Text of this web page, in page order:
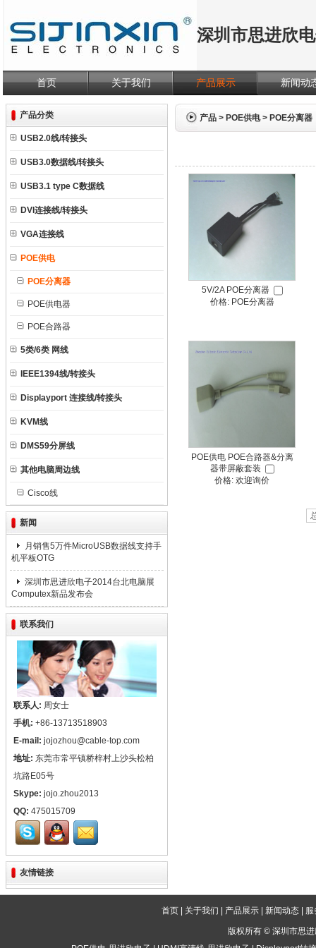
深圳市思进欣
首页 关于我们 产品展示 新闻动
产品分类
USB2.0线/转接头
USB3.0数据线/转接头
USB3.1 type C数据线
DVI连接线/转接头
VGA连接线
POE供电
POE分离器
POE供电器
POE合路器
5类/6类 网线
IEEE1394线/转接头
Displayport 连接线/转接头
KVM线
DMS59分屏线
其他电脑周边线
Cisco线
新闻
月销售5万件MicroUSB数据线支持手
机平板OTG
深圳市思进欣电子2014台北电脑展
Computex新品发布会
联系我们
联系人: 周女士
手机: +86-13713518903
E-mail: jojozhou@cable-top.com
地址: 东莞市常平镇桥梓村上沙头松柏
坑路E05号
Skype: jojo.zhou2013
QQ: 475015709
友情链接
产品 > POE供电> POE分离器
5V/2A POE分离器
价格: POE分离器
POE供电 POE合路器&分离
器带屏蔽套装
价格: 欢迎询价
首页| 关于我们 产品展示| 新闻动态| 服
版权所有 © 深圳市思